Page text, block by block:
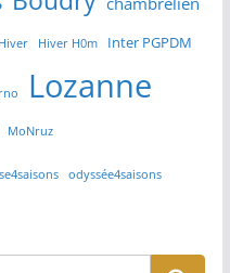
Hiver Hiver H0m Inter PGPDM
Lozanne
MoNruz
odyssée4saisons